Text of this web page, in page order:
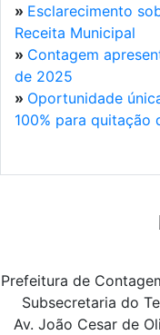
» Esclarecimento
Receita Municipal
» Contagem
de 2025
» Oportunidade
100% para quitação
Prefeitura de
Subsecretaria do
Av. João Cesar de